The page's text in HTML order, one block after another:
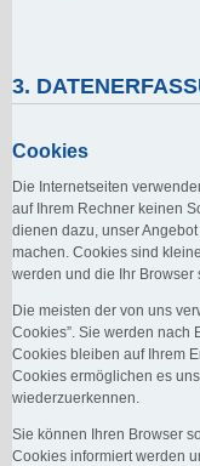
3.
Cookies
Die Internetseiten
auf Ihrem Rechner keinen
dienen dazu, unser
machen. Cookies sind
werden und die Ihr Browser
Die meisten der von uns
Cookies”. Sie werden nach
Cookies bleiben auf Ihrem
Cookies ermöglichen es
wiederzuerkennen.
Sie können Ihren Browser
Cookies informiert werden